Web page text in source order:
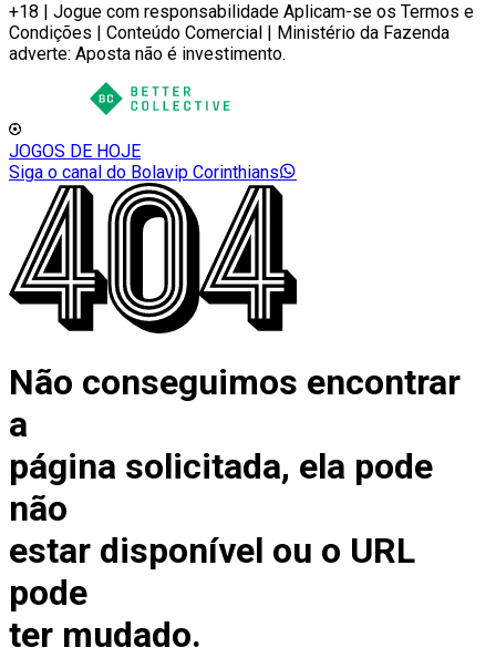
+18 | Jogue com responsabilidade Aplicam-se os Termos e
Condições | Conteúdo Comercial | Ministério da Fazenda
adverte: Aposta não é investimento.
JOGOS DE HOJE
Siga o canal do Bolavip Corinthians
Não conseguimos encontrar
a
página solicitada, ela pode
não
estar disponível ou o URL
pode
ter mudado.